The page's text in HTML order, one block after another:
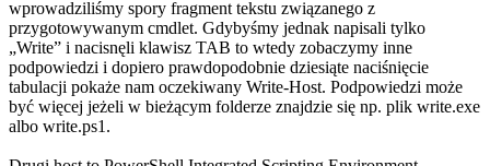
wprowadziliśmy spory fragment tekstu związanego z
przygotowywanym cmdlet. Gdybyśmy jednak napisali tylko
„Write” i nacisnęli klawisz TAB to wtedy zobaczymy inne
podpowiedzi i dopiero prawdopodobnie dziesiąte naciśnięcie
tabulacji pokaże nam oczekiwany Write-Host. Podpowiedzi może
być więcej jeżeli w bieżącym folderze znajdzie się np. plik write.exe
albo write.ps1.